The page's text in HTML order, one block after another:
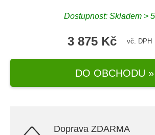
Dostupnost: Skladem >
3 875 Kč vč. DPH
DO OBCHODU »
Doprava ZDARMA